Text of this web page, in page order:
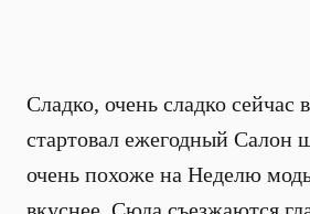
Сладко, очень сладко
стартовал ежегодный Салон
очень похоже на Неделю